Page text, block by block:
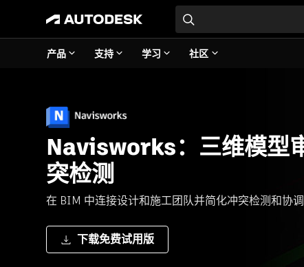
产品 支持 学习 社区
Navisworks：三维模型
突检测
在 BIM 中连接设计和施工团队并简化冲突检测和协调
下载免费试用版